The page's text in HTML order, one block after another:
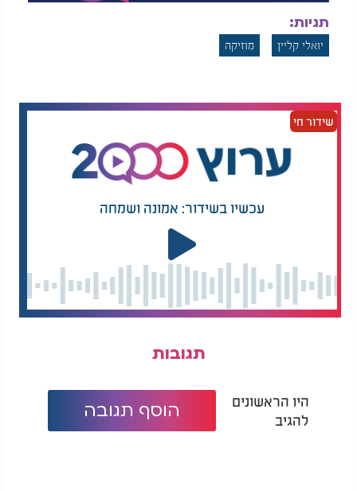
תגיות:
יואלי קליין מוזיקה
שידור חי
עכשיו בשידור: אמונה ושמחה
תגובות
היו הראשונים
להגיב
הוסף תגובה